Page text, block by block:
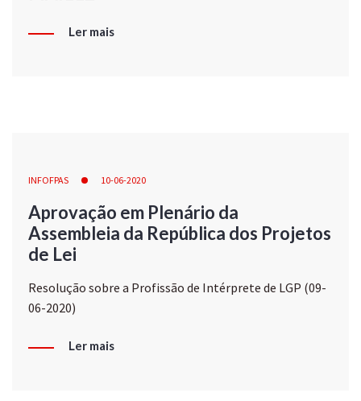
Ler mais
INFOFPAS 10-06-2020
Aprovação em Plenário da
Assembleia da República dos Projetos
de Lei
Resolução sobre a Profissão de Intérprete de LGP (09-
06-2020)
Ler mais